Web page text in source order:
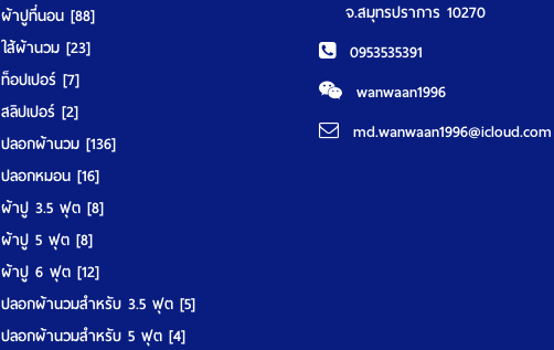
ผ้าปูที่นอน [88]
ใส้ผ้านวม [23]
ท็อปเปอร์ [7]
สลิปเปอร์ [2]
ปลอกผ้านวม [136]
ปลอกหมอน [16]
ผ้าปู 3.5 ฟุต [8]
ผ้าปู 5 ฟุต [8]
ผ้าปู 6 ฟุต [12]
ปลอกผ้านวมสำหรับ 3.5 ฟุต [5]
ปลอกผ้านวมสำหรับ 5 ฟุต [4]
จ.สมุทรปราการ 10270
0953535391
wanwaan1996
md.wanwaan1996@icloud.com